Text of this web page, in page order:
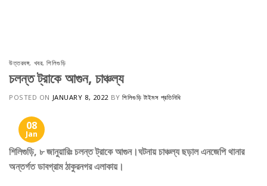
উত্তরবঙ্গ, খবর,শিলিগুড়ি
চলন্ত ট্রাকে আগুন, চাঞ্চল্য
POSTED ON JANUARY 8, 2022 BYশিলিগুড়ি টাইমস প্রতিনিধি
08
Jan
শিলিগুড়ি, ৮ জানুয়ারিঃ চলন্ত ট্রাকে আগুন।ঘটনায় চাঞ্চল্য ছড়াল এনজেপি থানার
অন্তর্গত ডাবগ্রাম ঠাকুরনগর এলাকায়।